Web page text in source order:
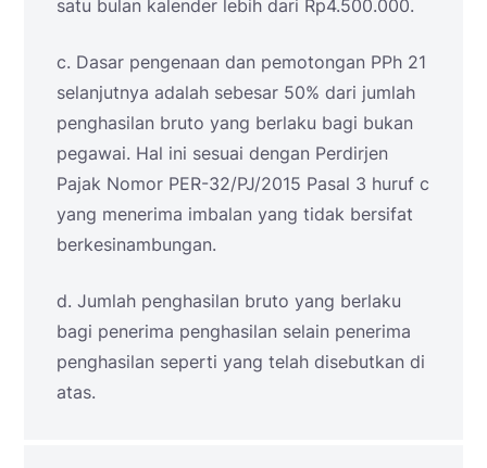
satu bulan kalender lebih dari Rp4.500.000.
c. Dasar pengenaan dan pemotongan PPh 21
selanjutnya adalah sebesar 50% dari jumlah
penghasilan bruto yang berlaku bagi bukan
pegawai. Hal ini sesuai dengan Perdirjen
Pajak Nomor PER-32/PJ/2015 Pasal 3 huruf c
yang menerima imbalan yang tidak bersifat
berkesinambungan.
d. Jumlah penghasilan bruto yang berlaku
bagi penerima penghasilan selain penerima
penghasilan seperti yang telah disebutkan di
atas.